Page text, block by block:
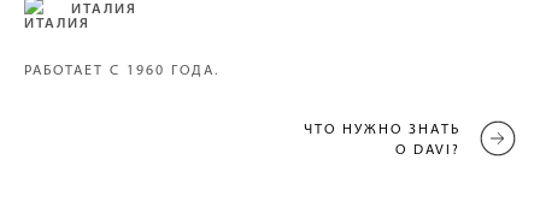
ИТАЛИЯ
РАБОТАЕТ С 1960 ГОДА.
ЧТО НУЖНО ЗНАТЬ
О DAVI?